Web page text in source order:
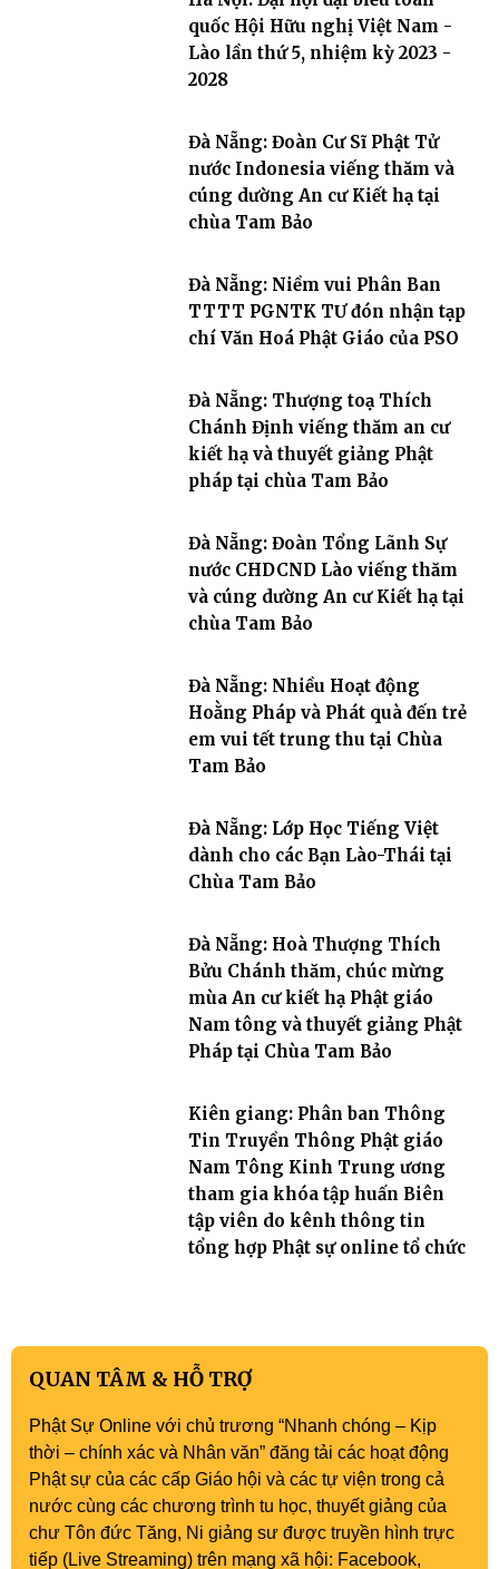
quốc Hội Hữu nghị Việt Nam -
Lào lần thứ 5, nhiệm kỳ 2023 -
2028
Đà Nẵng: Đoàn Cư Sĩ Phật Tử
nước Indonesia viếng thăm và
cúng dường An cư Kiết hạ tại
chùa Tam Bảo
Đà Nẵng: Niềm vui Phân Ban
TTTT PGNTK TƯ đón nhận tạp
chí Văn Hoá Phật Giáo của PSO
Đà Nẵng: Thượng toạ Thích
Chánh Định viếng thăm an cư
kiết hạ và thuyết giảng Phật
pháp tại chùa Tam Bảo
Đà Nẵng: Đoàn Tổng Lãnh Sự
nước CHDCND Lào viếng thăm
và cúng dường An cư Kiết hạ tại
chùa Tam Bảo
Đà Nẵng: Nhiều Hoạt động
Hoằng Pháp và Phát quà đến trẻ
em vui tết trung thu tại Chùa
Tam Bảo
Đà Nẵng: Lớp Học Tiếng Việt
dành cho các Bạn Lào-Thái tại
Chùa Tam Bảo
Đà Nẵng: Hoà Thượng Thích
Bửu Chánh thăm, chúc mừng
mùa An cư kiết hạ Phật giáo
Nam tông và thuyết giảng Phật
Pháp tại Chùa Tam Bảo
Kiên giang: Phân ban Thông
Tin Truyền Thông Phật giáo
Nam Tông Kinh Trung ương
tham gia khóa tập huấn Biên
tập viên do kênh thông tin
tổng hợp Phật sự online tổ chức
QUAN TÂM & HỖ TRỢ
Phật Sự Online với chủ trương “Nhanh chóng – Kịp
thời – chính xác và Nhân văn” đăng tải các hoạt động
Phật sự của các cấp Giáo hội và các tự viện trong cả
nước cùng các chương trình tu học, thuyết giảng của
chư Tôn đức Tăng, Ni giảng sư được truyền hình trực
tiếp (Live Streaming) trên mạng xã hội: Facebook,